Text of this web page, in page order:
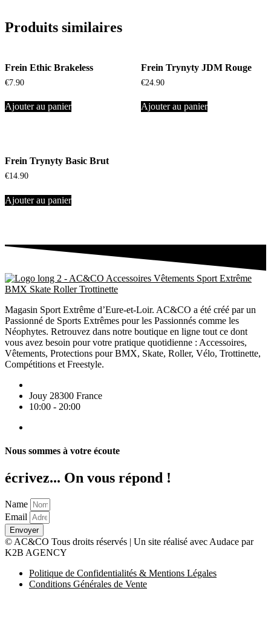
Produits similaires
Frein Ethic Brakeless
€7.90
Ajouter au panier
Frein Trynyty JDM Rouge
€24.90
Ajouter au panier
Frein Trynyty Basic Brut
€14.90
Ajouter au panier
Magasin Sport Extrême d’Eure-et-Loir. AC&CO a été créé par un
Passionné de Sports Extrêmes pour les Passionnés comme les
Néophytes. Retrouvez dans notre boutique en ligne tout ce dont
vous avez besoin pour votre pratique quotidienne : Accessoires,
Vêtements, Protections pour BMX, Skate, Roller, Vélo, Trottinette,
Compétitions et Freestyle.
Jouy 28300 France
10:00 - 20:00
Nous sommes à votre écoute
écrivez... On vous répond !
Name
Email
Envoyer
© AC&CO Tous droits réservés | Un site réalisé avec Audace par
K2B AGENCY
Politique de Confidentialités & Mentions Légales
Conditions Générales de Vente